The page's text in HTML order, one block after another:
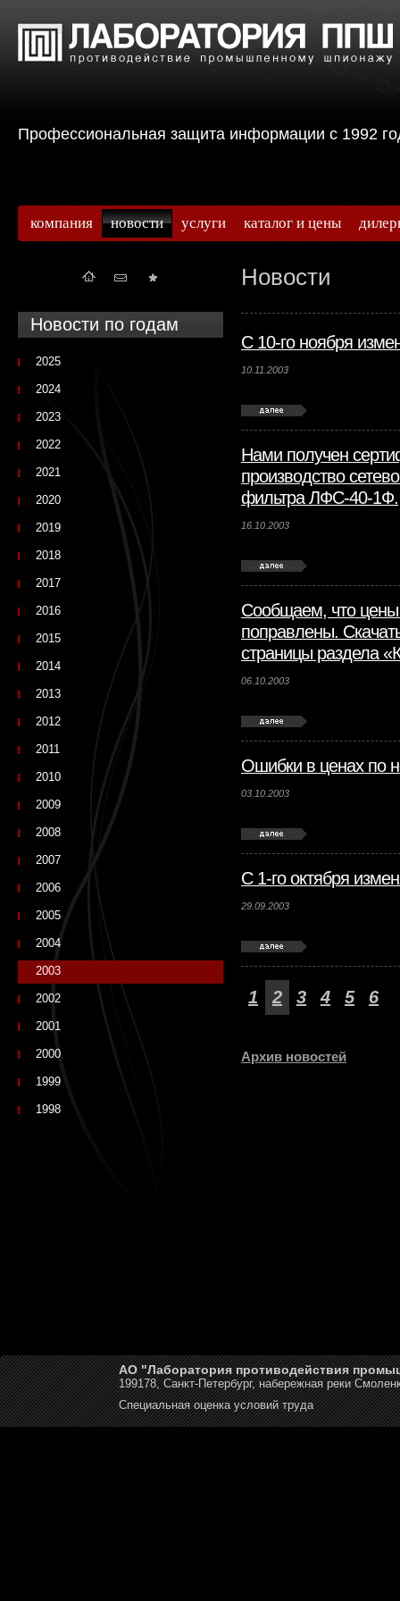
Профессиональная защита информации с
компания новости услуги каталог и цены
Новости
С 10-го ноября
10.11.2003
Нами получен
производство
фильтра ЛФС-40-1Ф.
16.10.2003
Сообщаем, что цены
поправлены.
страницы раздела
06.10.2003
Ошибки в ценах по
03.10.2003
С 1-го октября
29.09.2003
1 2 3 4 5 6
Архив новостей
Новости по годам
2025
2024
2023
2022
2021
2020
2019
2018
2017
2016
2015
2014
2013
2012
2011
2010
2009
2008
2007
2006
2005
2004
2003
2002
2001
2000
1999
1998
АО "Лаборатория противодействия
199178, Санкт-Петербург, набережная реки
Специальная оценка условий труда